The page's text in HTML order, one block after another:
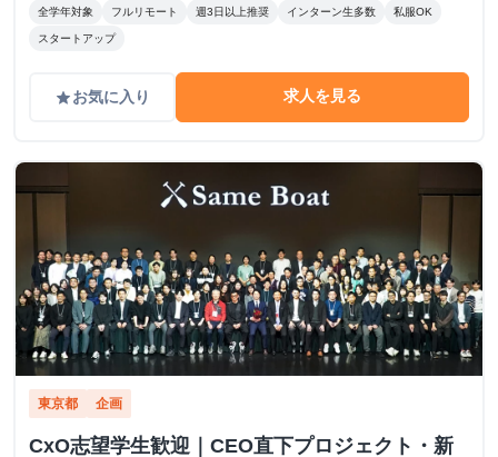
全学年対象 フルリモート 週3日以上推奨 インターン生多数 私服OK
スタートアップ
gradeお気に入り 求人を見る
東京都 企画
CxO志望学生歓迎｜CEO直下プロジェクト・新